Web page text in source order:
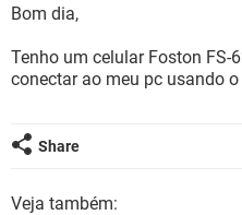
INSTAGRAM
OUTLOOK
INSTAGRAM
JOGOS
OUTLOOK
GUIA DE COMPRAS
Bom dia,
Tenho um celular Foston FS-
conectar ao meu pc usando
Share
Veja também: